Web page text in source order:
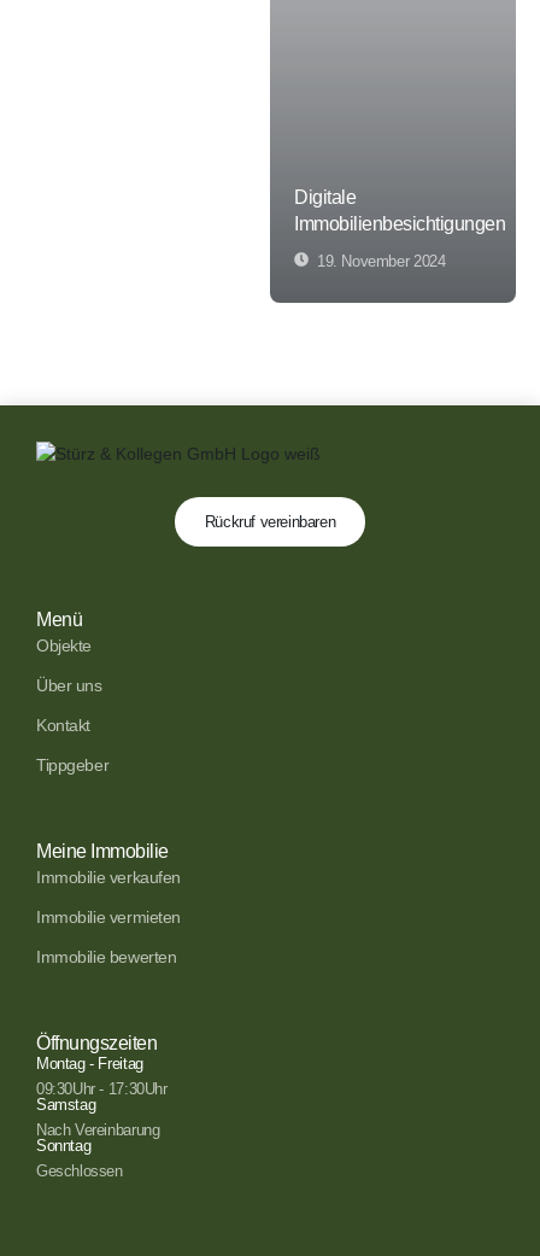
Digitale
Immobilienbesichtigungen
19. November 2024
Rückruf vereinbaren
Menü
Objekte
Über uns
Kontakt
Tippgeber
Meine Immobilie
Immobilie verkaufen
Immobilie vermieten
Immobilie bewerten
Öffnungszeiten
Montag - Freitag
09:30Uhr - 17:30Uhr
Samstag
Nach Vereinbarung
Sonntag
Geschlossen